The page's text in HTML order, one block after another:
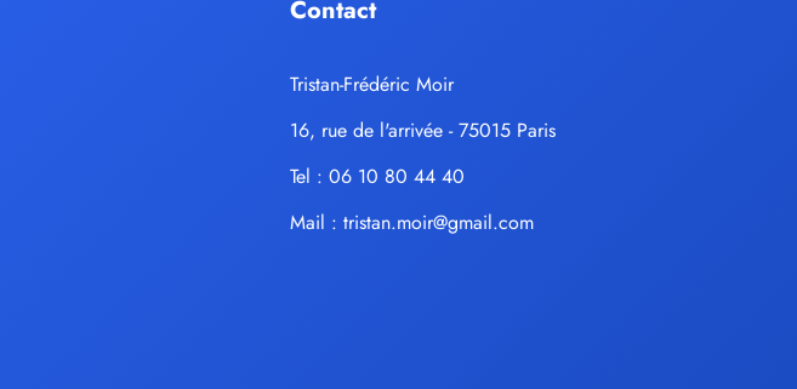
Contact
Tristan-Frédéric Moir
16, rue de l'arrivée - 75015 Paris
Tel : 06 10 80 44 40
Mail :tristan.moir@gmail.com